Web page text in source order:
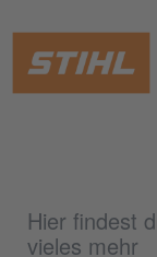
Hier findest
vieles mehr